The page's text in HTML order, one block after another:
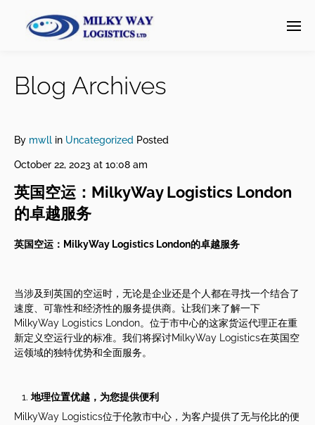
Blog Archives
By mwll in Uncategorized Posted
October 22, 2023 at 10:08 am
英国空运：MilkyWay Logistics London
的卓越服务
英国空运： MilkyWay Logistics London的卓越服务
当涉及到英国的空运时，无论是企业还是个人都在寻找一个结合了
速度、可靠性和经济性的服务提供商。让我们来了解一下
MilkyWay Logistics London。位于市中心的这家货运代理正在重
新定义空运行业的标准。我们将探讨MilkyWay Logistics在英国空
运领域的独特优势和全面服务。
地理位置优越，为您提供便利
MilkyWay Logistics位于伦敦市中心，为客户提供了无与伦比的便